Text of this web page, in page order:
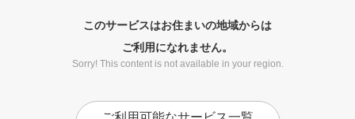
このサービスはお住まいの地域からは
ご利用になれません。
Sorry! This content is not available in your region.